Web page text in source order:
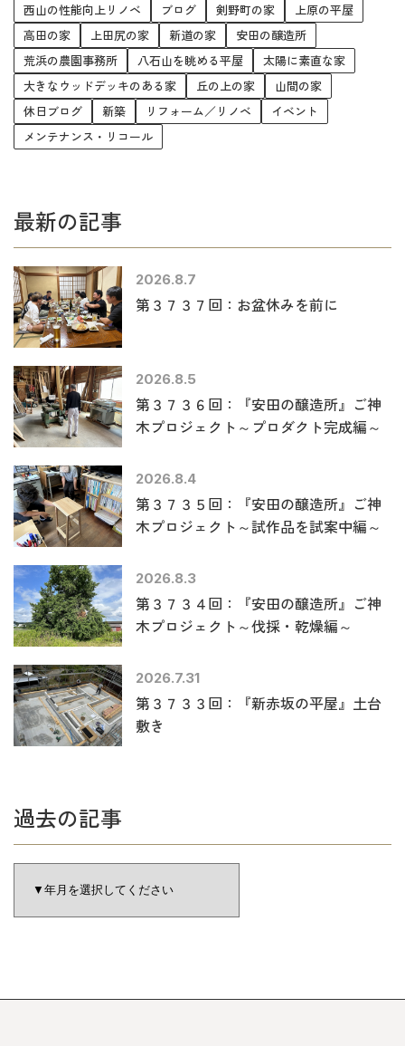
西山の性能向上リノベ
ブログ 剣野町の家
上原の平屋
高田の家
上田尻の家 新道の家
安田の醸造所
荒浜の農園事務所
八石山を眺める平屋
太陽に素直な家
大きなウッドデッキのある家
丘の上の家
山間の家
休日ブログ
新築 リフォーム／リノベ
イベント
メンテナンス・リコール
最新の記事
2026.8.7
第３７３７回：お盆休みを前に
2026.8.5
第３７３６回：『安田の醸造所』ご神
木プロジェクト～プロダクト完成編～
2026.8.4
第３７３５回：『安田の醸造所』ご神
木プロジェクト～試作品を試案中編～
2026.8.3
第３７３４回：『安田の醸造所』ご神
木プロジェクト～伐採・乾燥編～
2026.7.31
第３７３３回：『新赤坂の平屋』土台
敷き
過去の記事